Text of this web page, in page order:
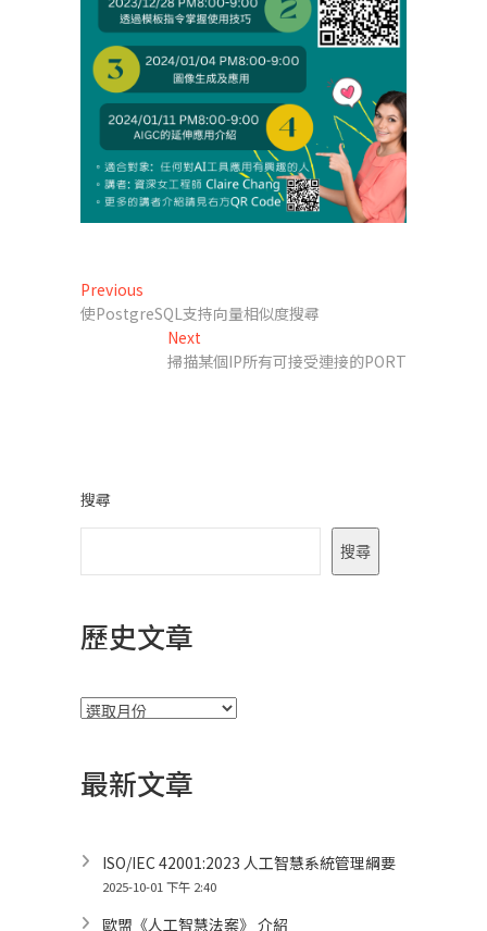
文
章
Previous
post:
使PostgreSQL支持向量相似度搜尋
Next
post:
掃描某個IP所有可接受連接的PORT
搜尋
搜尋
歷史文章
彙
最新文章
ISO/IEC 42001:2023 人工智慧系統管理綱要
2025-10-01 下午 2:40
歐盟《人工智慧法案》 介紹